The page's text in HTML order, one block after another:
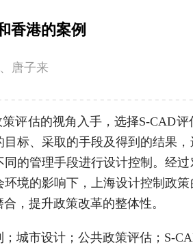
港的案例
唐子来
策评估的视角入手，选择S-CAD
目标、采取的手段及得到的结果
同的管理手段进行设计控制。经
境的影响下，上海设计控制政
，提升政策改革的整体性。
；城市设计；公共政策评估；S-